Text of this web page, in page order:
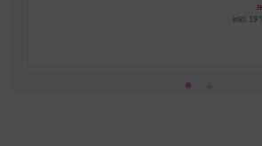
inkl. 19